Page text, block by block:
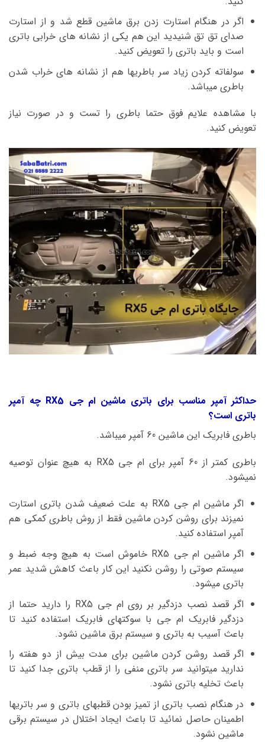
اگر در هنگام استارت زدن برق ماشین قطع شد و از استارت
صدای تق تق شنیدید این هم یکی از نشانه های خرابی باتری
است و باید باتری را تعویض کنید.
سولفاته کردن زیاد سر باطریها هم از نشانه های خراب شدن
باطری میباشد.
با مشاهده علایم فوق حتما باطری را تست و در صورت نیاز
تعویض کنید.
حداکثر آمپر مناسب برای باتری ماشین ام جی RX5 چه آمپر
باتری است؟
باطری فابریک این ماشین 60 آمپر میباشد.
باطری کمتر از 60 آمپر برای ام جی RX5 به هیچ عنوان توصیه
نمیشود.
اگر ماشین ام جی RX5 به علت ضعیف شدن باتری استارت
نمیزند برای روشن کردن ماشین فقط از روش باطری کمکی هم
آمپر استفاده کنید.
اگر ماشین ام جی RX5 خاموش است به هیچ وجه ضبط و
سیستم صوتی را روشن نکنید این کار باعث کاهش شدید عمر
باتری میشود.
اگر قصد نصب دزدگیر بر روی ام جی RX5 را دارید حتما از
دزدگیر فابریک ام جی با سوکتهای فابریک استفاده کنید تا
باعث آسیب به باتری و سیستم برق ماشین نشود.
اگر قصد روشن کردن ماشین برای مدت بیش از دو هفته را
ندارید میتوانید سر باتری منفی را از قطب باتری جدا کنید تا
باعث تخلیه باتری نشود.
در هنگام نصب باتری از تمیز بودن قطبهای باتری و سر باتریها
اطمینان حاصل نمائید تا باعث ایجاد اختلال در سیستم برقی
ماشین نشود.